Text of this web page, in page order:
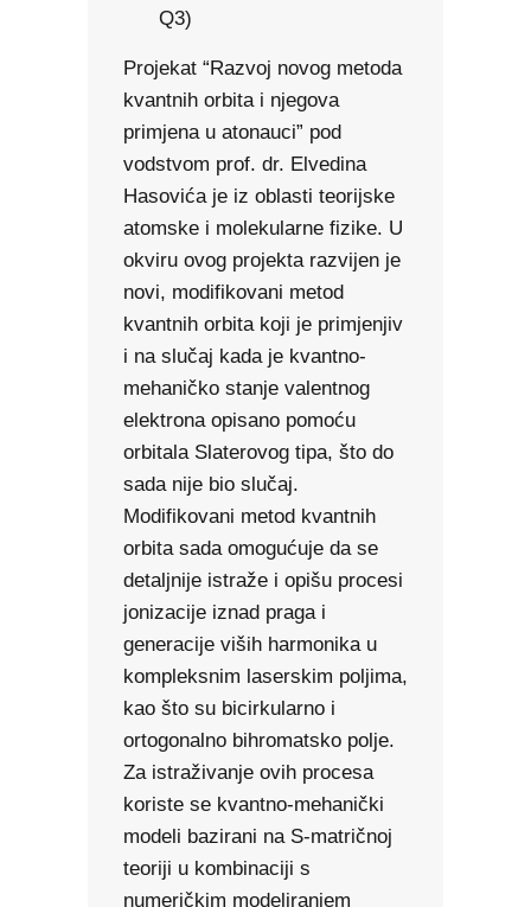
Q3)
Projekat “Razvoj novog metoda
kvantnih orbita i njegova
primjena u atonauci” pod
vodstvom prof. dr. Elvedina
Hasovića je iz oblasti teorijske
atomske i molekularne fizike. U
okviru ovog projekta razvijen je
novi, modifikovani metod
kvantnih orbita koji je primjenjiv
i na slučaj kada je kvantno-
mehaničko stanje valentnog
elektrona opisano pomoću
orbitala Slaterovog tipa, što do
sada nije bio slučaj.
Modifikovani metod kvantnih
orbita sada omogućuje da se
detaljnije istraže i opišu procesi
jonizacije iznad praga i
generacije viših harmonika u
kompleksnim laserskim poljima,
kao što su bicirkularno i
ortogonalno bihromatsko polje.
Za istraživanje ovih procesa
koriste se kvantno-mehanički
modeli bazirani na S-matričnoj
teoriji u kombinaciji s
numeričkim modeliranjem